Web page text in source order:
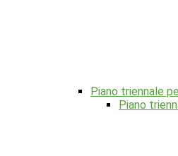
Piano triennale
Piano